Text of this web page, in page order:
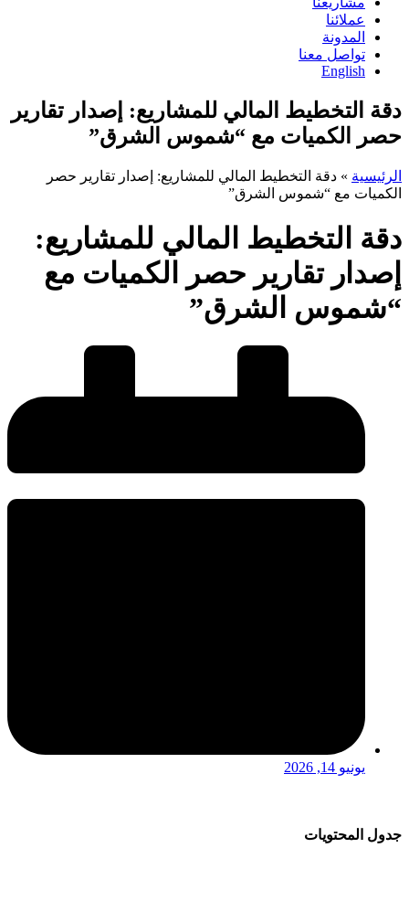
عملائنا
المدونة
تواصل معنا
English
دقة التخطيط المالي للمشاريع: إصدار تقارير
حصر الكميات مع “شموس الشرق”
الرئيسية » دقة التخطيط المالي للمشاريع: إصدار تقارير حصر
الكميات مع “شموس الشرق”
دقة التخطيط المالي للمشاريع:
إصدار تقارير حصر الكميات مع
“شموس الشرق”
يونيو 14, 2026
جدول المحتويات